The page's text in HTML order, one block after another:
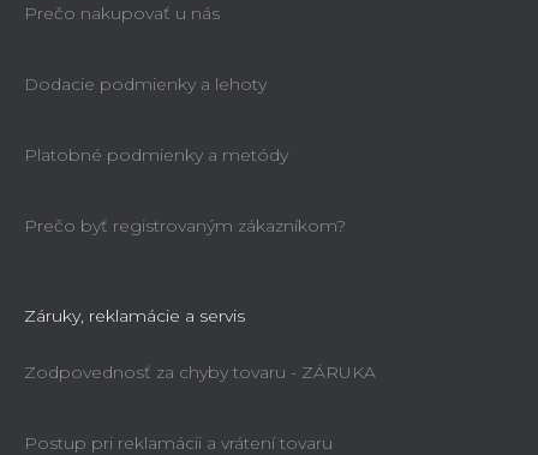
Prečo nakupovať u nás
Dodacie podmienky a lehoty
Platobné podmienky a metódy
Prečo byť registrovaným zákazníkom?
Záruky, reklamácie a servis
Zodpovednosť za chyby tovaru - ZÁRUKA
Postup pri reklamácii a vrátení tovaru